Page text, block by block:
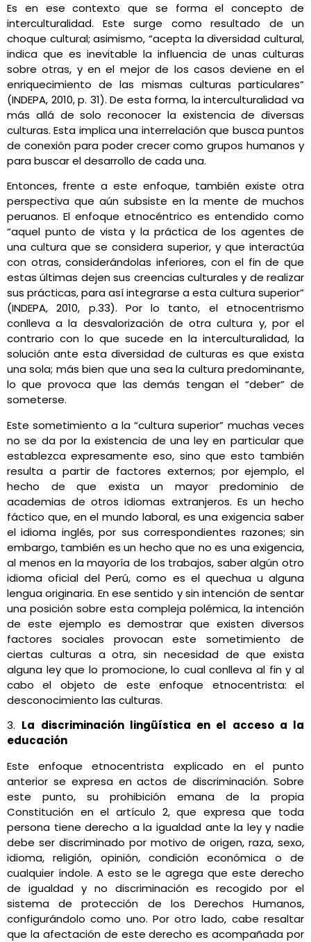
Es en ese contexto que se forma el concepto de
interculturalidad. Este surge como resultado de un
choque cultural; asimismo, “acepta la diversidad cultural,
indica que es inevitable la influencia de unas culturas
sobre otras, y en el mejor de los casos deviene en el
enriquecimiento de las mismas culturas particulares”
(INDEPA, 2010, p. 31). De esta forma, la interculturalidad va
más allá de solo reconocer la existencia de diversas
culturas. Esta implica una interrelación que busca puntos
de conexión para poder crecer como grupos humanos y
para buscar el desarrollo de cada una.
Entonces, frente a este enfoque, también existe otra
perspectiva que aún subsiste en la mente de muchos
peruanos. El enfoque etnocéntrico es entendido como
“aquel punto de vista y la práctica de los agentes de
una cultura que se considera superior, y que interactúa
con otras, considerándolas inferiores, con el fin de que
estas últimas dejen sus creencias culturales y de realizar
sus prácticas, para así integrarse a esta cultura superior”
(INDEPA, 2010, p.33). Por lo tanto, el etnocentrismo
conlleva a la desvalorización de otra cultura y, por el
contrario con lo que sucede en la interculturalidad, la
solución ante esta diversidad de culturas es que exista
una sola; más bien que una sea la cultura predominante,
lo que provoca que las demás tengan el “deber” de
someterse.
Este sometimiento a la “cultura superior” muchas veces
no se da por la existencia de una ley en particular que
establezca expresamente eso, sino que esto también
resulta a partir de factores externos; por ejemplo, el
hecho de que exista un mayor predominio de
academias de otros idiomas extranjeros. Es un hecho
fáctico que, en el mundo laboral, es una exigencia saber
el idioma inglés, por sus correspondientes razones; sin
embargo, también es un hecho que no es una exigencia,
al menos en la mayoría de los trabajos, saber algún otro
idioma oficial del Perú, como es el quechua u alguna
lengua originaria. En ese sentido y sin intención de sentar
una posición sobre esta compleja polémica, la intención
de este ejemplo es demostrar que existen diversos
factores sociales provocan este sometimiento de
ciertas culturas a otra, sin necesidad de que exista
alguna ley que lo promocione, lo cual conlleva al fin y al
cabo el objeto de este enfoque etnocentrista: el
desconocimiento las culturas.
3. La discriminación lingüística en el acceso a la
educación
Este enfoque etnocentrista explicado en el punto
anterior se expresa en actos de discriminación. Sobre
este punto, su prohibición emana de la propia
Constitución en el artículo 2, que expresa que toda
persona tiene derecho a la igualdad ante la ley y nadie
debe ser discriminado por motivo de origen, raza, sexo,
idioma, religión, opinión, condición económica o de
cualquier índole. A esto se le agrega que este derecho
de igualdad y no discriminación es recogido por el
sistema de protección de los Derechos Humanos,
configurándolo como uno. Por otro lado, cabe resaltar
que la afectación de este derecho es acompañada por